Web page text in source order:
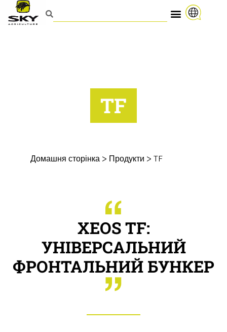
TF
Домашня сторінка > Продукти > TF
XEOS TF:
УНІВЕРСАЛЬНИЙ
ФРОНТАЛЬНИЙ БУНКЕР